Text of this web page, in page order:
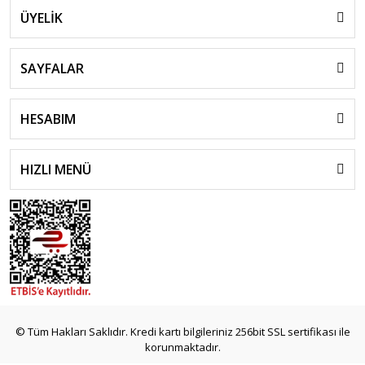
ÜYELİK
SAYFALAR
HESABIM
HIZLI MENÜ
© Tüm Hakları Saklıdır. Kredi kartı bilgileriniz 256bit SSL sertifikası ile
korunmaktadır.